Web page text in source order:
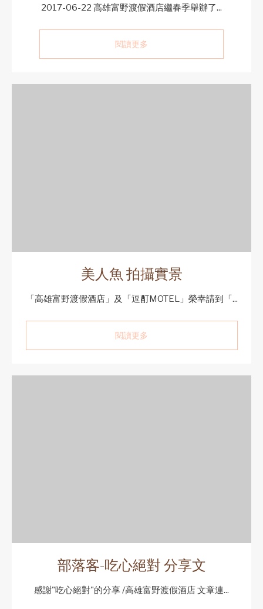
2017-06-22 高雄富野渡假酒店繼春季舉辦了...
閱讀更多
美人魚 拍攝實景
「高雄富野渡假酒店」及「逗酊MOTEL」榮幸請到「...
閱讀更多
部落客-吃心絕對 分享文
感謝"吃心絕對"的分享 /高雄富野渡假酒店 文章連...